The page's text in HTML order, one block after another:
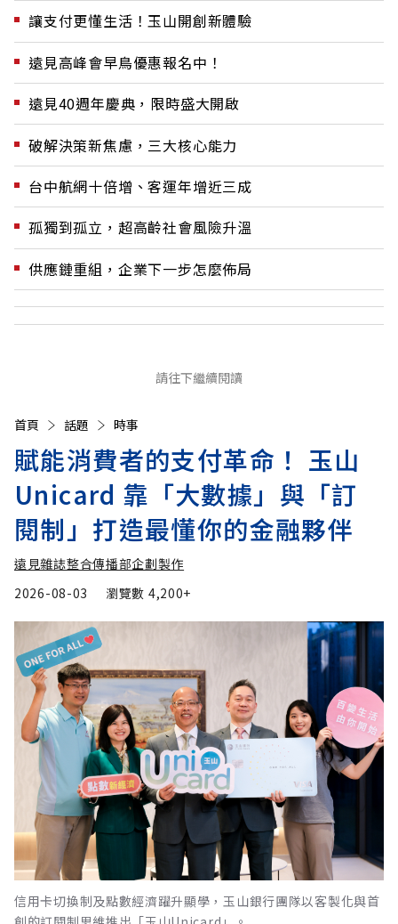
讓支付更懂生活！玉山開創新體驗
遠見高峰會早鳥優惠報名中！
遠見40週年慶典，限時盛大開啟
破解決策新焦慮，三大核心能力
台中航網十倍增、客運年增近三成
孤獨到孤立，超高齡社會風險升溫
供應鏈重組，企業下一步怎麼佈局
請往下繼續閱讀
首頁 話題 時事
賦能消費者的支付革命！ 玉山
Unicard 靠「大數據」與「訂
閱制」打造最懂你的金融夥伴
遠見雜誌整合傳播部企劃製作
2026-08-03
瀏覽數 4,200+
信用卡切換制及點數經濟躍升顯學，玉山銀行團隊以客製化與首